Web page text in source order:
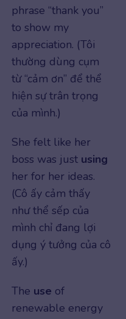
phrase “thank you”
to show my
appreciation. (Tôi
thường dùng cụm
từ “cảm ơn” để thể
hiện sự trân trọng
của mình.)
She felt like her
boss was just using
her for her ideas.
(Cô ấy cảm thấy
như thể sếp của
mình chỉ đang lợi
dụng ý tưởng của cô
ấy.)
The use of
renewable energy